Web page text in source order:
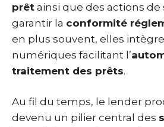
prêt ainsi que des actions de
garantir la conformité
en plus souvent, elles
numériques facilitant l’
traitement des prêts.
Au fil du temps, le lender
devenu un pilier central des